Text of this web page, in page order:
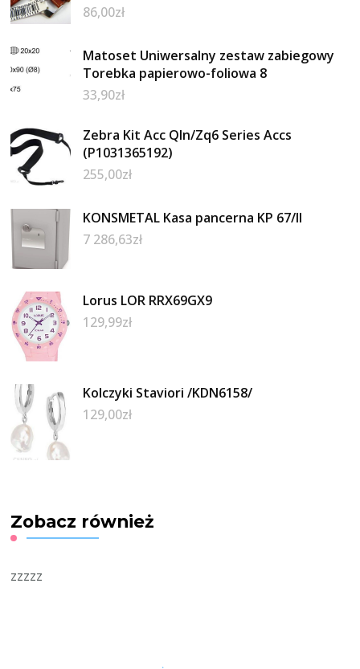
86,00zł
Matoset Uniwersalny zestaw zabiegowy
Torebka papierowo-foliowa 8
33,90zł
Zebra Kit Acc Qln/Zq6 Series Accs
(P1031365192)
255,00zł
KONSMETAL Kasa pancerna KP 67/II
7 286,63zł
Lorus LOR RRX69GX9
129,99zł
Kolczyki Staviori /KDN6158/
129,00zł
Zobacz również
zzzzz